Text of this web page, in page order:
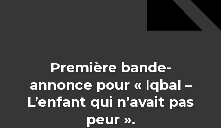
Première bande-
annonce pour « Iqbal –
L’enfant qui n’avait pas
peur ».